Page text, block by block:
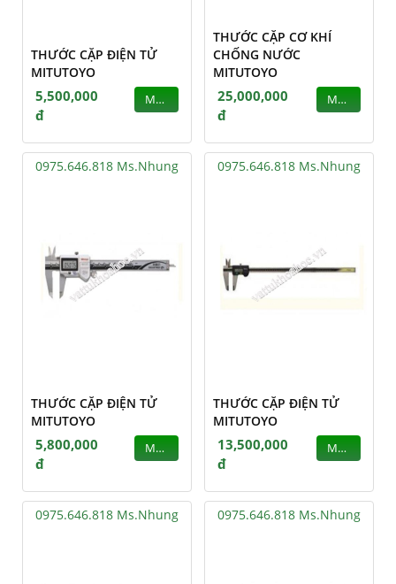
THƯỚC CẶP ĐIỆN TỬ
MITUTOYO
5,500,000
đ
MUA
THƯỚC CẶP CƠ KHÍ
CHỐNG NƯỚC
MITUTOYO
25,000,000
đ
MUA
0975.646.818 Ms.Nhung
THƯỚC CẶP ĐIỆN TỬ
MITUTOYO
5,800,000
đ
MUA
0975.646.818 Ms.Nhung
THƯỚC CẶP ĐIỆN TỬ
MITUTOYO
13,500,000
đ
MUA
0975.646.818 Ms.Nhung 0975.646.818 Ms.Nhung